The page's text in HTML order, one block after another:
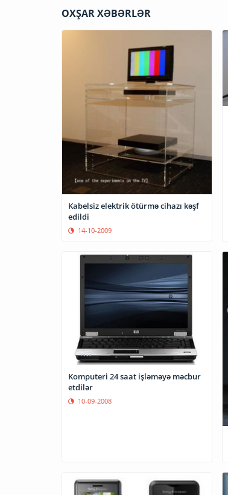
OXŞAR XƏBƏRLƏR
Kabelsiz elektrik ötürmə cihazı kəşf
edildi
14-10-2009
Komputeri 24 saat işləməyə məcbur
etdilər
10-09-2008